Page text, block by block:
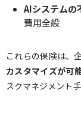
AIシステムの
費用全般
これらの保険は、
カスタマイズが可
スクマネジメント